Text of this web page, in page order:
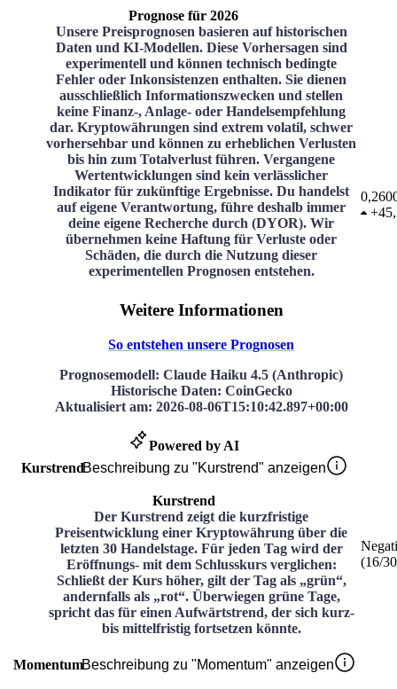
Prognose für 2026
Unsere Preisprognosen basieren auf historischen
Daten und KI-Modellen. Diese Vorhersagen sind
experimentell und können technisch bedingte
Fehler oder Inkonsistenzen enthalten. Sie dienen
ausschließlich Informationszwecken und stellen
keine Finanz-, Anlage- oder Handelsempfehlung
dar. Kryptowährungen sind extrem volatil, schwer
vorhersehbar und können zu erheblichen Verlusten
bis hin zum Totalverlust führen. Vergangene
Wertentwicklungen sind kein verlässlicher
Indikator für zukünftige Ergebnisse. Du handelst
auf eigene Verantwortung, führe deshalb immer
deine eigene Recherche durch (DYOR). Wir
übernehmen keine Haftung für Verluste oder
Schäden, die durch die Nutzung dieser
experimentellen Prognosen entstehen.
Weitere Informationen
So entstehen unsere Prognosen
Prognosemodell: Claude Haiku 4.5 (Anthropic)
Historische Daten: CoinGecko
Aktualisiert am: 2026-08-06T15:10:42.897+00:00
Powered by AI
+
KurstrendBeschreibung zu "Kurstrend" anzeigen
Kurstrend
Der Kurstrend zeigt die kurzfristige
Preisentwicklung einer Kryptowährung über die
letzten 30 Handelstage. Für jeden Tag wird der
Eröffnungs- mit dem Schlusskurs verglichen:
Schließt der Kurs höher, gilt der Tag als „grün“,
andernfalls als „rot“. Überwiegen grüne Tage,
spricht das für einen Aufwärtstrend, der sich kurz-
bis mittelfristig fortsetzen könnte.
(16/
MomentumBeschreibung zu "Momentum" anzeigen